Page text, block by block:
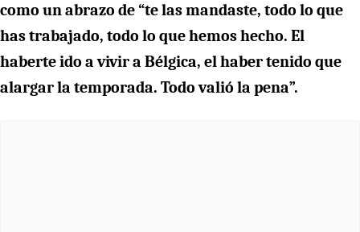
como un abrazo de “te las mandaste, todo lo que
has trabajado, todo lo que hemos hecho. El
haberte ido a vivir a Bélgica, el haber tenido que
alargar la temporada. Todo valió la pena”.